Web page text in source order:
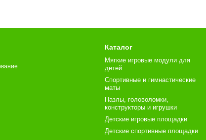
Каталог
Мягкие игровые модули для
детей
Спортивные и гимнастические
маты
Пазлы, головоломки,
конструкторы и игрушки
Детские игровые площадки
Детские спортивные площадки